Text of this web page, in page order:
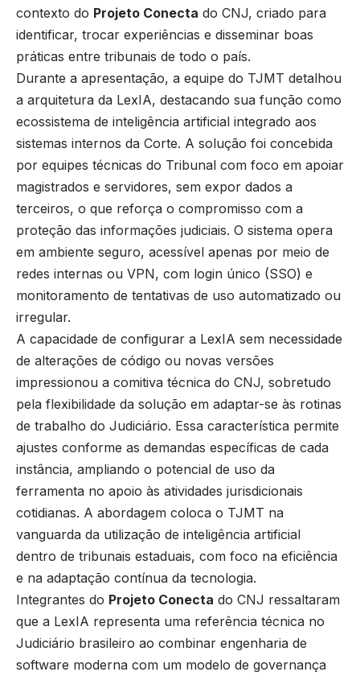
contexto do Projeto Conecta do CNJ, criado para
identificar, trocar experiências e disseminar boas
práticas entre tribunais de todo o país.
Durante a apresentação, a equipe do TJMT detalhou
a arquitetura da LexIA, destacando sua função como
ecossistema de inteligência artificial integrado aos
sistemas internos da Corte. A solução foi concebida
por equipes técnicas do Tribunal com foco em apoiar
magistrados e servidores, sem expor dados a
terceiros, o que reforça o compromisso com a
proteção das informações judiciais. O sistema opera
em ambiente seguro, acessível apenas por meio de
redes internas ou VPN, com login único (SSO) e
monitoramento de tentativas de uso automatizado ou
irregular.
A capacidade de configurar a LexIA sem necessidade
de alterações de código ou novas versões
impressionou a comitiva técnica do CNJ, sobretudo
pela flexibilidade da solução em adaptar-se às rotinas
de trabalho do Judiciário. Essa característica permite
ajustes conforme as demandas específicas de cada
instância, ampliando o potencial de uso da
ferramenta no apoio às atividades jurisdicionais
cotidianas. A abordagem coloca o TJMT na
vanguarda da utilização de inteligência artificial
dentro de tribunais estaduais, com foco na eficiência
e na adaptação contínua da tecnologia.
Integrantes do Projeto Conecta do CNJ ressaltaram
que a LexIA representa uma referência técnica no
Judiciário brasileiro ao combinar engenharia de
software moderna com um modelo de governança